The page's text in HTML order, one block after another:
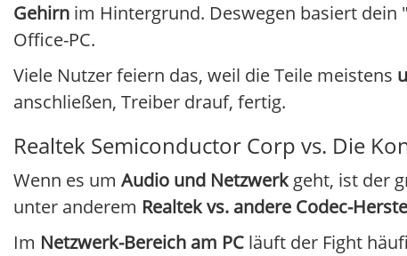
Gehirn im Hintergrund. Deswegen basiert dein
Office-PC.
Viele Nutzer feiern das, weil die Teile meistens
anschließen, Treiber drauf, fertig.
Realtek Semiconductor Corp vs. Die
Wenn es um Audio und Netzwerkgeht, ist der
unter anderem Realtek vs. andere Codec-
Im Netzwerk-Bereich am PC läuft der Fight